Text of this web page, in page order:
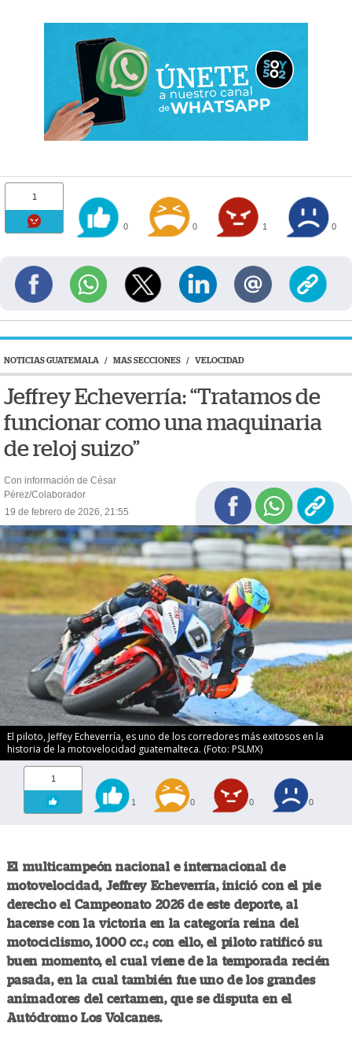
1
0 0 1 0
NOTICIAS GUATEMALA / MAS SECCIONES / VELOCIDAD
Jeffrey Echeverría: “Tratamos de
funcionar como una maquinaria
de reloj suizo”
Con información de César
Pérez/Colaborador
19 de febrero de 2026, 21:55
El piloto, Jeffey Echeverría, es uno de los corredores más exitosos en la
historia de la motovelocidad guatemalteca. (Foto: PSLMX)
1
1 0 0 0
El multicampeón nacional e internacional de
motovelocidad, Jeffrey Echeverría, inició con el pie
derecho el Campeonato 2026 de este deporte, al
hacerse con la victoria en la categoría reina del
motociclismo, 1000 cc.; con ello, el piloto ratificó su
buen momento, el cual viene de la temporada recién
pasada, en la cual también fue uno de los grandes
animadores del certamen, que se disputa en el
Autódromo Los Volcanes.